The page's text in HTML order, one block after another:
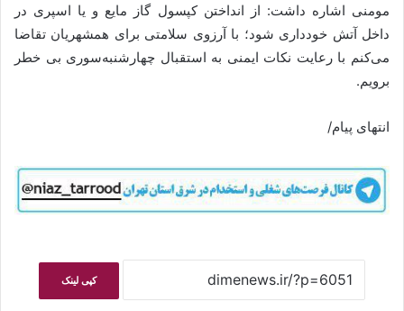
مومنی اشاره داشت: از انداختن کپسول گاز مایع و یا اسپری در
داخل آتش خودداری شود؛ با آرزوی سلامتی برای همشهریان تقاضا
می‌کنم با رعایت نکات ایمنی به استقبال چهارشنبه‌سوری بی خطر
برویم.
انتهای پیام/
کپی لینک